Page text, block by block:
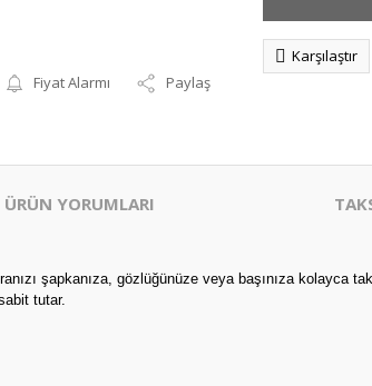
Fiyat Alarmı Paylaş
Karşılaştır
ÜRÜN YORUMLARI
şapkanıza, gözlüğünüze veya başınıza
tutar.